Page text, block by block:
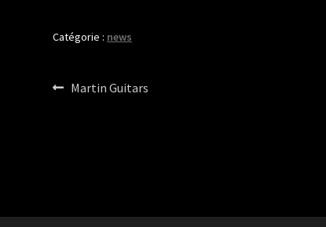
Catégorie : news
Navigation
Article
Martin Guitars